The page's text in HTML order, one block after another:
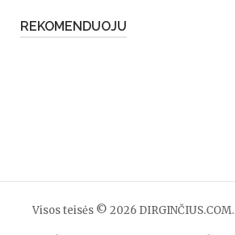
REKOMENDUOJU
Visos teisės © 2026 DIRGINČIUS.COM.